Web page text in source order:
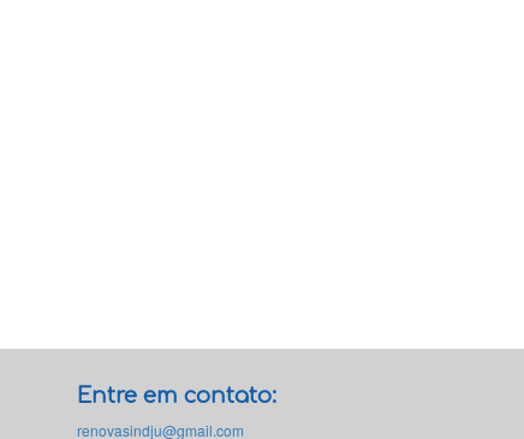
Entre em contato:
renovasindju@gmail.com